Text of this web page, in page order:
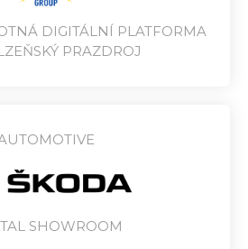
DIGITÁLNÍ PLATFORMA
PRAZDROJ
SHOWROOM